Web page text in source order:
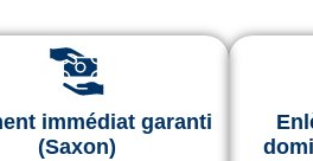
immédiat garanti
(Saxon)